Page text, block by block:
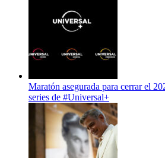
Maratón asegurada para cerrar el
series de #Universal+